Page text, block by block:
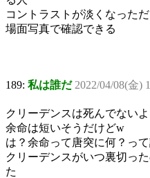
コントラストが淡くなった
場面写真で確認できる
189: 私は誰だ 2022/04/08(金)
クリーデンスは死んでないよ
余命は短いそうだけどw
は？余命って唐突に何？っ
クリーデンスがいつ裏切っ
た